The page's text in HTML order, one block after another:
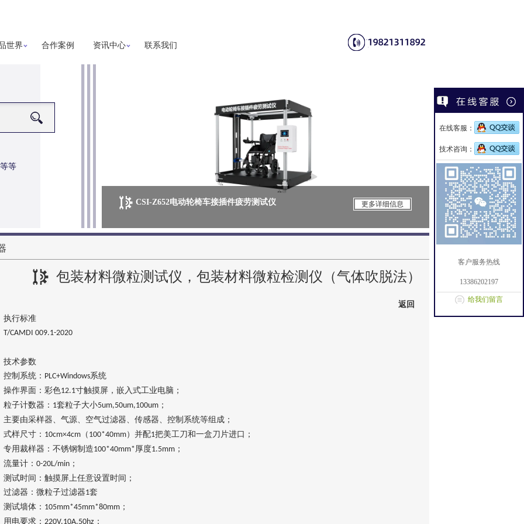
世界 合作案例 资讯中心 联系我们
等
CSI-Z652电动轮椅车接插件疲劳测试仪 更多详细信息 CSI-Z650电动
包装材料微粒测试仪，包装材料微粒检测仪（气体吹脱法）
返回
执行标准
T/CAMDI 009.1-2020
技术参数
控制系统： PLC+Windows系统
操作界面：彩色12.1寸触摸屏，嵌入式工业电脑；
粒子计数器： 1套粒子大小5um,50um,100um ；
主要由采样器、气源、空气过滤器、传感器、控制系统等组成 ；
式样尺寸： 10cm×4cm （ 100*40mm）并配1把美工刀和一盒刀片进口；
专用裁样器 ：不锈钢制造100*40mm*厚度1.5mm ；
流量计： 0-20L/min ；
测试时间：触摸屏上任意设置时间；
过滤器：微粒子过滤器1套
测试墙体： 105mm*45mm*80mm ；
用电要求： 220V,10A,50hz ；
在线客服：
技术咨询：
客户服务热线
13386202197
给我们留言